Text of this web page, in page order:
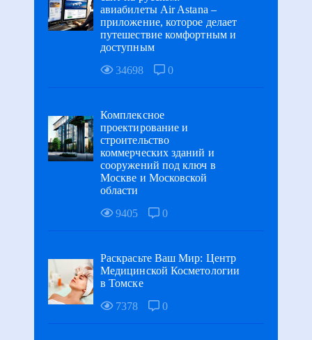
авиабилеты Air Astana –
приложение, которое делает
путешествие комфортным и
доступным
34698
0
Комплексное
проектирование и
строительство
коммерческих зданий и
сооружений под ключ в
Москве и Московской
области
9405
0
Раскрасьте Ваш Мир: Центр
Медицинской Косметологии
в Томске
7378
0